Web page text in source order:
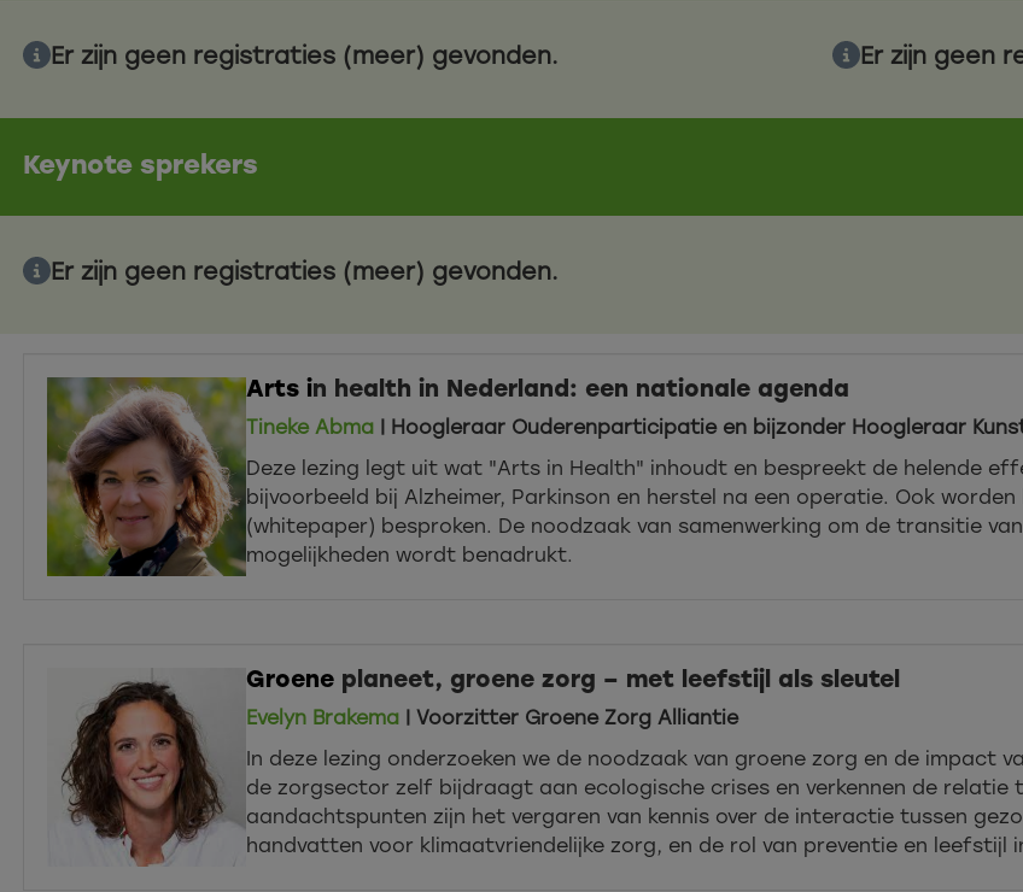
Er zijn geen registraties (meer) gevonden. Er zijn geen
Keynote sprekers
Er zijn geen registraties (meer) gevonden.
Artsin health in Nederland: een nationale agenda
Tineke Abma | Hoogleraar Ouderenparticipatie en bijzonder Hoogleraar
Deze lezing legt uit wat "Arts in Health" inhoudt en bespreekt de helende
bijvoorbeeld bij Alzheimer, Parkinson en herstel na een operatie. Ook
(whitepaper) besproken. De noodzaak van samenwerking om de transitie
mogelijkheden wordt benadrukt.
Groeneplaneet, groene zorg – met leefstijl als sleutel
Evelyn Brakema | Voorzitter Groene Zorg Alliantie
In deze lezing onderzoeken we de noodzaak van groene zorg en de impact
de zorgsector zelf bijdraagt aan ecologische crises en verkennen de relatie
aandachtspunten zijn het vergaren van kennis over de interactie tussen
handvatten voor klimaatvriendelijke zorg, en de rol van preventie en leefstijl